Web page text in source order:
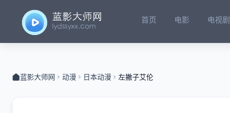
首页 电影 电视剧
蓝影大师网 动漫 日本动漫 左撇子艾伦